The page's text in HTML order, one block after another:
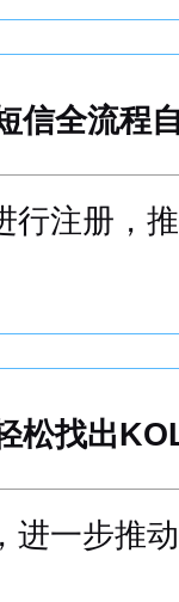
信全流程
行注册，
松找出
进一步推